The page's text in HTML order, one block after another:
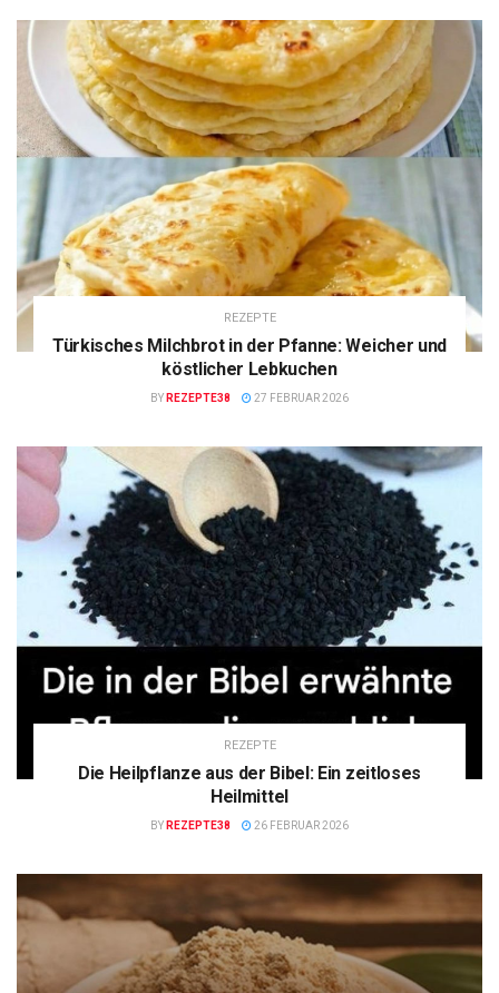
REZEPTE
Türkisches Milchbrot in der Pfanne: Weicher und
köstlicher Lebkuchen
BY REZEPTE38 27 FEBRUAR 2026
REZEPTE
Die Heilpflanze aus der Bibel: Ein zeitloses
Heilmittel
BY REZEPTE38 26 FEBRUAR 2026